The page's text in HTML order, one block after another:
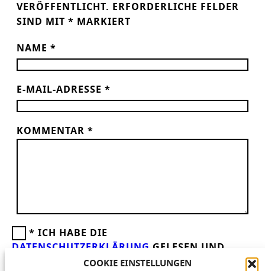
COOKIE EINSTELLUNGEN
VERÖFFENTLICHT.
ERFORDERLICHE FELDER
SIND MIT * MARKIERT
NAME *
E-MAIL-ADRESSE *
KOMMENTAR *
* ICH HABE DIE
DATENSCHUTZERKLÄRUNG GELESEN UND
AKZEPTIERE DIESE.WIR FREUEN UNS ÜBER